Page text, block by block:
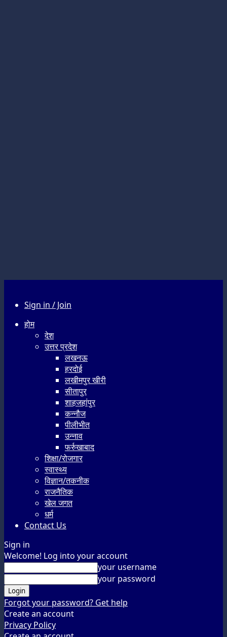
Sign in / Join
होम
देश
उत्तर प्रदेश
लखनऊ
हरदोई
लखीमपुर खीरी
सीतापुर
शाहजहांपुर
कन्नौज
पीलीभीत
उन्नाव
फर्रुखाबाद
शिक्षा/रोजगार
स्वास्थ्य
विज्ञान/तकनीक
राजनैतिक
खेल जगत
धर्म
Contact Us
Sign in
Welcome! Log into your account
your username
your password
Forgot your password? Get help
Create an account
Privacy Policy